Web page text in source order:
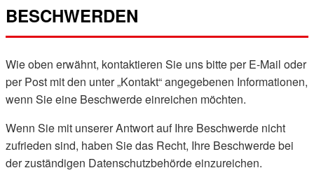
BESCHWERDEN
Wie oben erwähnt, kontaktieren Sie uns bitte per E-Mail oder
per Post mit den unter „Kontakt“ angegebenen Informationen,
wenn Sie eine Beschwerde einreichen möchten.
Wenn Sie mit unserer Antwort auf Ihre Beschwerde nicht
zufrieden sind, haben Sie das Recht, Ihre Beschwerde bei
der zuständigen Datenschutzbehörde einzureichen.